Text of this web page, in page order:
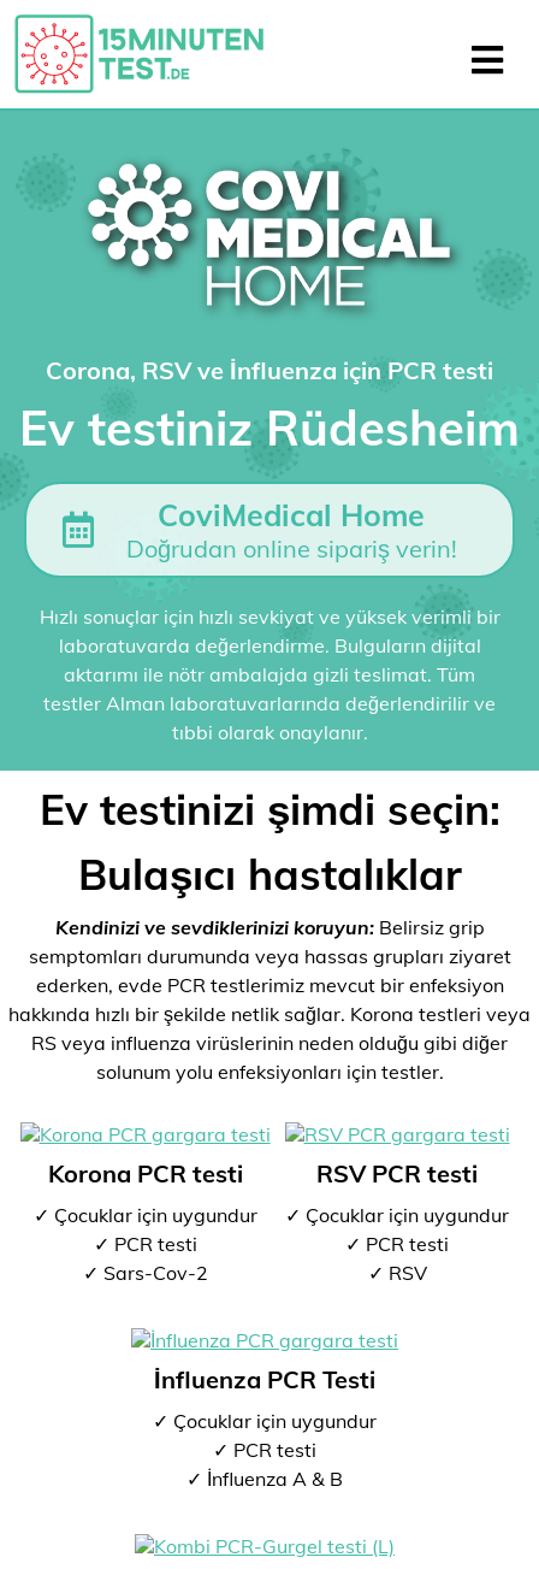
Corona, RSV ve İnfluenza için PCR testi
Ev testiniz Rüdesheim
CoviMedical Home
Doğrudan online sipariş verin!
Hızlı sonuçlar için hızlı sevkiyat ve yüksek verimli bir
laboratuvarda değerlendirme. Bulguların dijital
aktarımı ile nötr ambalajda gizli teslimat. Tüm
testler Alman laboratuvarlarında değerlendirilir ve
tıbbi olarak onaylanır.
Ev testinizi şimdi seçin:
Bulaşıcı hastalıklar
Kendinizi ve sevdiklerinizi koruyun:Belirsiz grip
semptomları durumunda veya hassas grupları ziyaret
ederken, evde PCR testlerimiz mevcut bir enfeksiyon
hakkında hızlı bir şekilde netlik sağlar. Korona testleri veya
RS veya influenza virüslerinin neden olduğu gibi diğer
solunum yolu enfeksiyonları için testler.
Korona PCR testi
✓ Çocuklar için uygundur
✓ PCR testi
✓ Sars-Cov-2
RSV PCR testi
✓ Çocuklar için uygundur
✓ PCR testi
✓ RSV
İnfluenza PCR Testi
✓ Çocuklar için uygundur
✓ PCR testi
✓ İnfluenza A & B